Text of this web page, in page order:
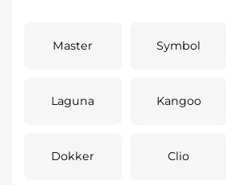
Master Symbol
Laguna Kangoo
Dokker Clio